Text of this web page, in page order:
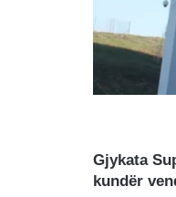
Gjykata
kundër